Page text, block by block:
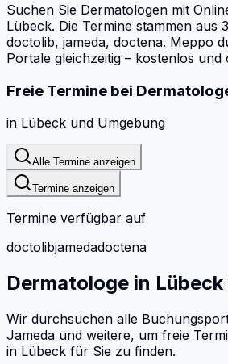
Suchen Sie Dermatologen mit
Lübeck. Die Termine stammen aus
doctolib, jameda, doctena. Meppo
Portale gleichzeitig – kostenlos und
Freie Termine bei
in Lübeck und Umgebung
Alle Termine anzeigen
Termine anzeigen
Termine verfügbar auf
doctolibjamedadoctena
Dermatologe in Lübeck
Wir durchsuchen alle
Jameda und weitere, um freie
in Lübeck für Sie zu finden.